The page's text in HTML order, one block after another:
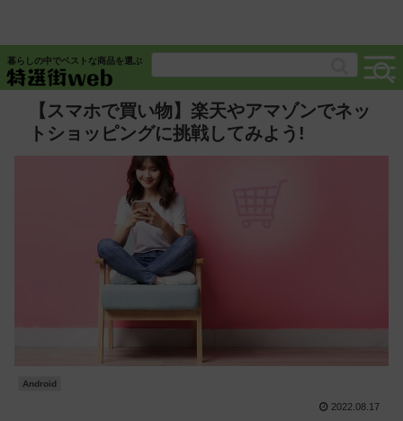
暮らしの中でベストな商品を選ぶ
【スマホで買い物】楽天やアマゾンでネッ
トショッピングに挑戦してみよう!
Android
2022.08.17